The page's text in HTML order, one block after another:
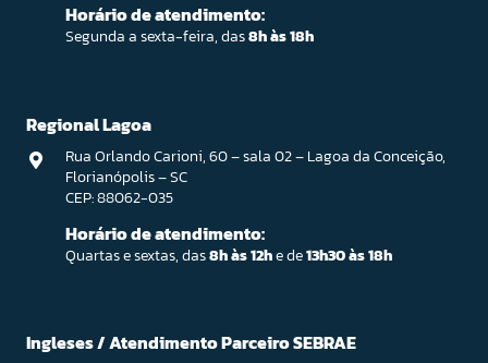
Horário de atendimento:
Segunda a sexta-feira, das8h às 18h
Regional Lagoa
Rua Orlando Carioni, 60 – sala 02 – Lagoa da Conceição,
Florianópolis – SC
CEP: 88062-035
Horário de atendimento:
Quartas e sextas, das8h às 12he de13h30 às 18h
Ingleses / Atendimento Parceiro SEBRAE